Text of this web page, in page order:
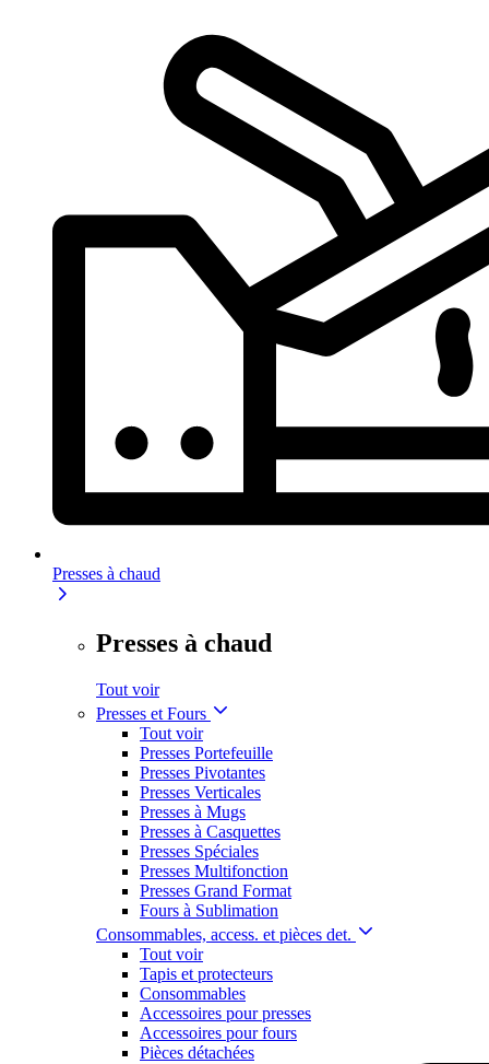
Presses à chaud
Presses à chaud
Tout voir
Presses et Fours
Tout voir
Presses Portefeuille
Presses Pivotantes
Presses Verticales
Presses à Mugs
Presses à Casquettes
Presses Spéciales
Presses Multifonction
Presses Grand Format
Fours à Sublimation
Consommables, access. et pièces det.
Tout voir
Tapis et protecteurs
Consommables
Accessoires pour presses
Accessoires pour fours
Pièces détachées